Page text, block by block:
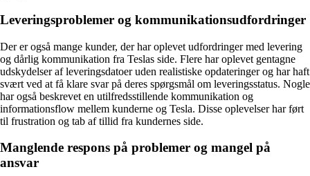
Leveringsproblemer og kommunikationsudfordringer
Der er også mange kunder, der har oplevet udfordringer med levering
og dårlig kommunikation fra Teslas side. Flere har oplevet gentagne
udskydelser af leveringsdatoer uden realistiske opdateringer og har haft
svært ved at få klare svar på deres spørgsmål om leveringsstatus. Nogle
har også beskrevet en utilfredsstillende kommunikation og
informationsflow mellem kunderne og Tesla. Disse oplevelser har ført
til frustration og tab af tillid fra kundernes side.
Manglende respons på problemer og mangel på
ansvar